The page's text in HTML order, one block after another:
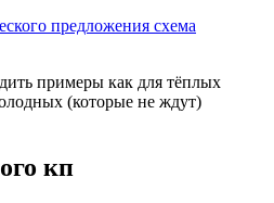
примеры как для тёплых
(которые не ждут)
кп